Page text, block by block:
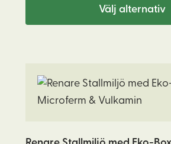
1690.00kr
Välj alternativ
kan
produktsidan